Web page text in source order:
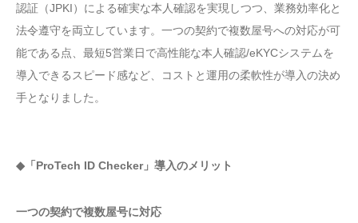
認証（JPKI）による確実な本人確認を実現しつつ、業務効率化と
法令遵守を両立しています。一つの契約で複数屋号への対応が可
能である点、最短5営業日で高性能な本人確認/eKYCシステムを
導入できるスピード感など、コストと運用の柔軟性が導入の決め
手となりました。
◆「ProTech ID Checker」導入のメリット
一つの契約で複数屋号に対応